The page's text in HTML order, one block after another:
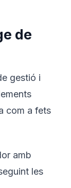
de
gestió i
com a fets
amb
les